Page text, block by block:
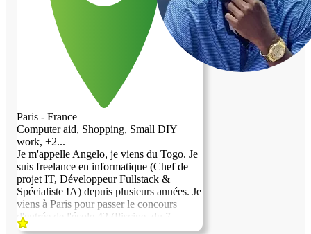
Paris - France
Computer aid, Shopping, Small DIY
work, +2...
Je m'appelle Angelo, je viens du Togo. Je
suis freelance en informatique (Chef de
projet IT, Développeur Fullstack &
Spécialiste IA) depuis plusieurs années. Je
viens à Paris pour passer le concours
d'entrée de l'école 42 (Piscine, du 7
septembre au 2 octobre 2026), je cherche